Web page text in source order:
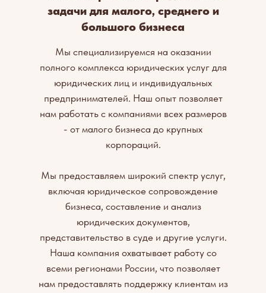
задачи для малого, среднего и
большого бизнеса
Мы специализируемся на оказании
полного комплекса юридических услуг для
юридических лиц и индивидуальных
предпринимателей. Наш опыт позволяет
нам работать с компаниями всех размеров
- от малого бизнеса до крупных
корпораций.
Мы предоставляем широкий спектр услуг,
включая юридическое сопровождение
бизнеса, составление и анализ
юридических документов,
представительство в суде и другие услуги.
Наша компания охватывает работу со
всеми регионами России, что позволяет
нам предоставлять поддержку клиентам из